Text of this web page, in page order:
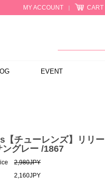
MY ACCOUNT | CART
EVENT
【チューレンズ】リリー
ングレー /1867
2,980JPY
2,160JPY